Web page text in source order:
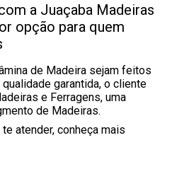
a Juaçaba Madeiras
opção para quem
de Madeira sejam feitos
garantida, o cliente
e Ferragens, uma
de Madeiras.
atender, conheça mais